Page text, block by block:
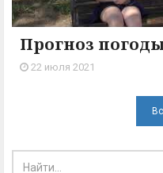
Прогноз
22 июля 2021